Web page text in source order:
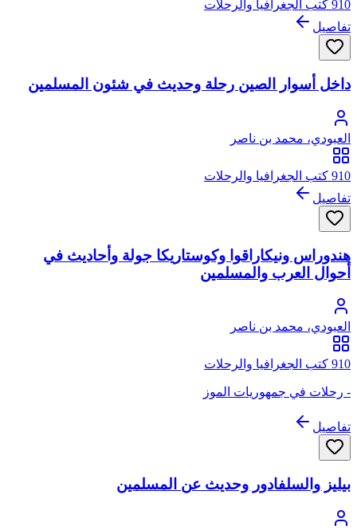
910 كتب الجغرافيا والرحلات
تفاصيل
داخل أسوار الصين رحلة وحديث في شئون المسلمين
العبودي، محمد بن ناصر
910 كتب الجغرافيا والرحلات
تفاصيل
هندوراس ونيكاراقوا وكوستاريكا جولة وأحاديث في
أحوال العرب والمسلمين
العبودي، محمد بن ناصر
910 كتب الجغرافيا والرحلات
- رحلات في جمهوريات الموز
تفاصيل
بيليز والسلفادور وحديث عن المسلمين